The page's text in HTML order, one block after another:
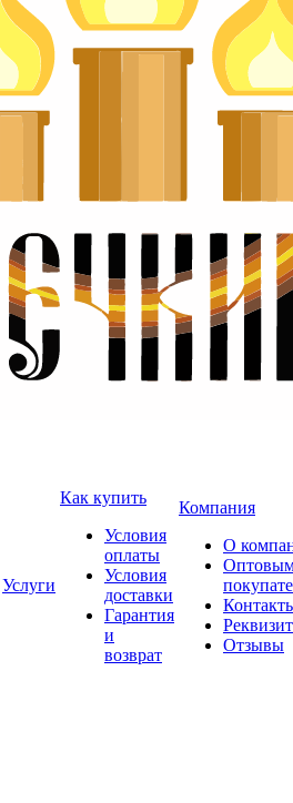
Услуги
Как купить
Условия
оплаты
Условия
доставки
Гарантия
и
возврат
Компания
О
Отзывы